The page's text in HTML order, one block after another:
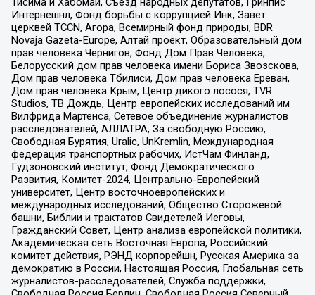
Интернешнл, Фонд борьбы с коррупцией Инк, Завет
церквей TCCN, Агора, Всемирный фонд природы, BDR
Novaja Gazeta-Europe, Алтай проект, Образовательный дом
прав человека Чернигов, Фонд Дом Прав Человека,
Белорусский дом прав человека имени Бориса Звозскова,
Дом прав человека Тбилиси, Дом прав человека Ереван,
Дом прав человека Крым, Центр дикого лосося, TVR
Studios, ТВ Дождь, Центр европейских исследований им
Вилфрида Мартенса, Сетевое объединение журналистов
расследователей, АЛЛАТРА, За свободную Россию,
Свободная Бурятия, Uralic, UnKremlin, Международная
федерация транспортных рабочих, ИстЧам Финланд,
Гудзоновский институт, Фонд Демократического
Развития, Комитет-2024, Центрально-Европейский
университет, Центр восточноевропейских и
международных исследований, Общество Сторожевой
башни, Библии и трактатов Свидетелей Иеговы,
Гражданский Совет, Центр анализа европейской политики,
Академическая сеть Восточная Европа, Российский
комитет действия, РЭНД корпорейшн, Русская Америка за
демократию в России, Настоящая Россия, Глобальная сеть
журналистов-расследователей, Служба поддержки,